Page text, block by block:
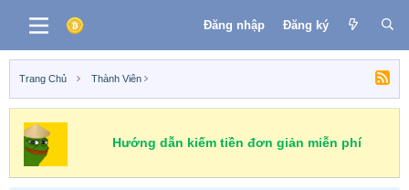
Đăng nhập Đăng ký
Trang Chủ Thành Viên
Hướng dẫn kiếm tiền đơn giản miễn phí